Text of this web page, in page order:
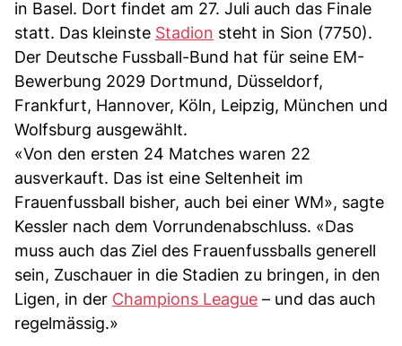
in Basel. Dort findet am 27. Juli auch das Finale
statt. Das kleinste Stadion steht in Sion (7750).
Der Deutsche Fussball-Bund hat für seine EM-
Bewerbung 2029 Dortmund, Düsseldorf,
Frankfurt, Hannover, Köln, Leipzig, München und
Wolfsburg ausgewählt.
«Von den ersten 24 Matches waren 22
ausverkauft. Das ist eine Seltenheit im
Frauenfussball bisher, auch bei einer WM», sagte
Kessler nach dem Vorrundenabschluss. «Das
muss auch das Ziel des Frauenfussballs generell
sein, Zuschauer in die Stadien zu bringen, in den
Ligen, in der Champions League – und das auch
regelmässig.»